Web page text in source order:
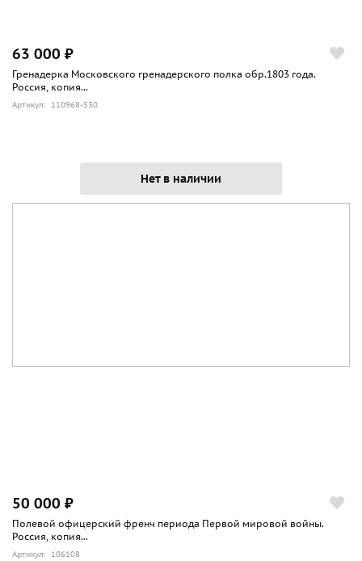
63 000 ₽
Гренадерка Московского гренадерского полка обр.1803 года.
Россия, копия...
Артикул: 110968-530
Нет в наличии
50 000 ₽
Полевой офицерский френч периода Первой мировой войны.
Россия, копия...
Артикул: 106108